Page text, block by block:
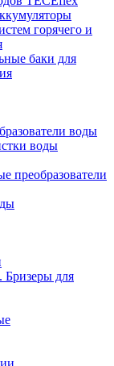
горячего и
баки для
воды
воды
преобразователи
Бризеры для